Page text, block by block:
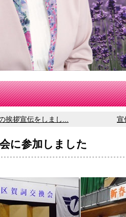
挨拶宣伝をしまし... 宣
に参加しました